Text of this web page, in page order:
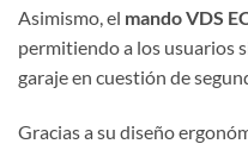
Asimismo, el mando VDS
permitiendo a los usuarios
garaje en cuestión de
Gracias a su diseño